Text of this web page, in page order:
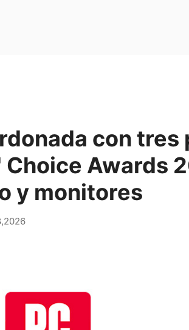
con tres
Choice Awards
y monitores